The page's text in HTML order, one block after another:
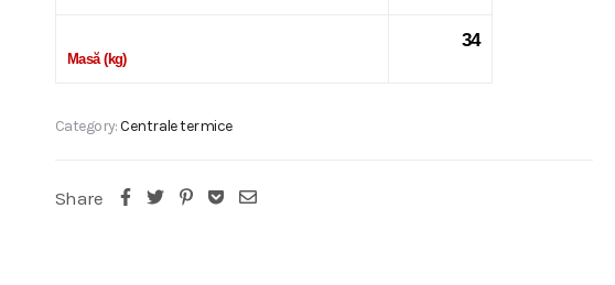
Masă (kg)
34
Category:Centrale termice
Share